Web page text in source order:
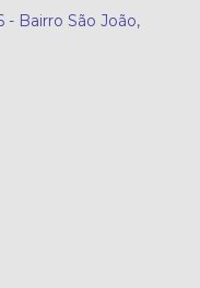
Bairro São João,